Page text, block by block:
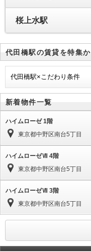
桜上水駅
代田橋駅の賃貸を特集
代田橋駅×こだわり条件
新着物件一覧
ハイムローゼ 1階
東京都中野区南台5丁目
ハイムローゼⅦ 4階
東京都中野区南台5丁目
ハイムローゼⅦ 3階
東京都中野区南台5丁目